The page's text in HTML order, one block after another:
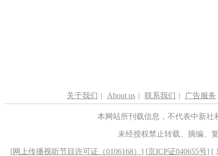
关于我们 | About us | 联系我们 | 广告服务
本网站所刊载信息，不代表中新
未经授权禁止转载、摘编、
[网上传播视听节目许可证（0106168） ] [京ICP证040655号] [